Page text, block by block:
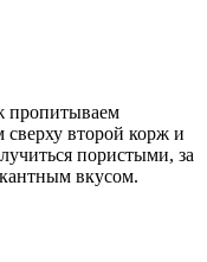
пропитываем
второй корж и
пористыми, за
вкусом.